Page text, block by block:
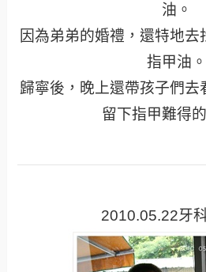
油。
因為弟弟的婚禮，還特地
指甲油。
歸寧後，晚上還帶孩子們去
留下指甲難得
2010.05.22牙